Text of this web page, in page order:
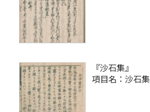
『沙石集』
項目名：沙石集